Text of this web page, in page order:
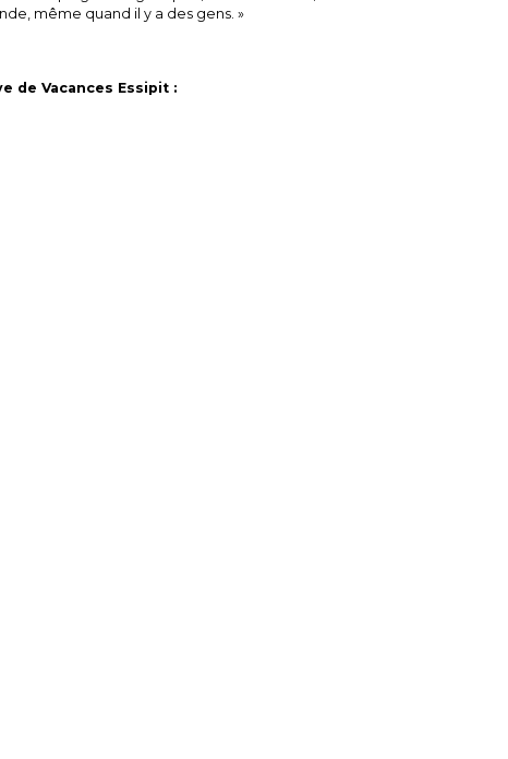
même quand il y a des gens. »
de Vacances Essipit :